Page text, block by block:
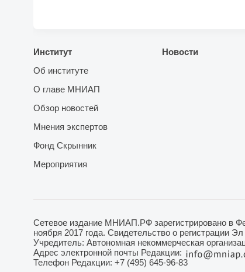
Институт
Об институте
О главе МНИАП
Обзор новостей
Мнения экспертов
Фонд Скрынник
Мероприятия
Новости
Сетевое издание МНИАП.РФ зарегистрировано в
ноября 2017 года. Свидетельство о регистрации
Учредитель: Автономная некоммерческая
Адрес электронной почты Редакции:
Телефон Редакции: +7 (495) 645-96-83